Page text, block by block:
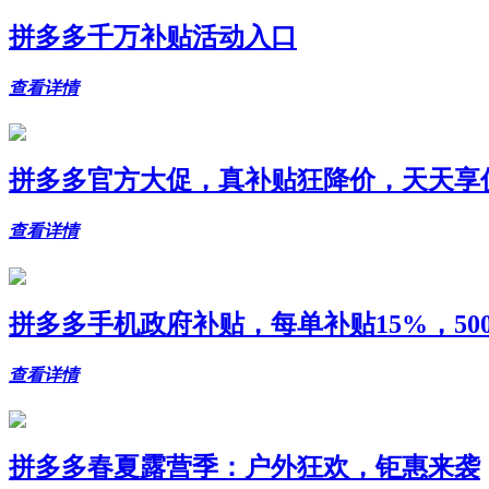
拼多多千万补贴活动入口
查看详情
拼多多官方大促，真补贴狂降价，天天享
查看详情
拼多多手机政府补贴，每单补贴15%，
查看详情
拼多多春夏露营季：户外狂欢，钜惠来袭